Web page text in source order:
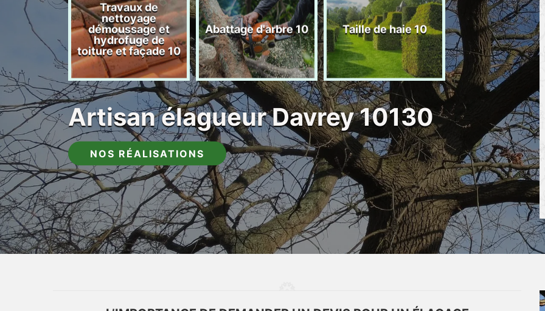
10
Travaux de
nettoyage
démoussage et
hydrofuge de
toiture et façade 10
Abattage d'arbre 10 Taille de haie 10
Tonte et
de pelouse
Artisan élagueur Davrey 10130
NOS RÉALISATIONS